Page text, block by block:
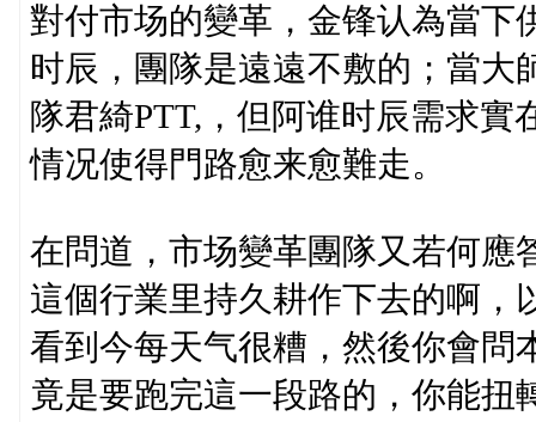
對付市场的變革，金锋认為當下
时辰，團隊是遠遠不敷的；當大
隊君綺PTT,，但阿谁时辰需求
情况使得門路愈来愈難走。
在問道，市场變革團隊又若何應
這個行業里持久耕作下去的啊，
看到今每天气很糟，然後你會問
竟是要跑完這一段路的，你能扭